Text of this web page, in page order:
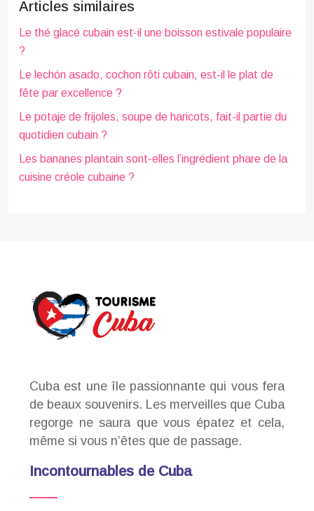
Articles similaires
Le thé glacé cubain est-il une boisson estivale populaire
?
Le lechón asado, cochon rôti cubain, est-il le plat de
fête par excellence ?
Le potaje de frijoles, soupe de haricots, fait-il partie du
quotidien cubain ?
Les bananes plantain sont-elles l’ingrédient phare de la
cuisine créole cubaine ?
Cuba est une île passionnante qui vous fera
de beaux souvenirs. Les merveilles que Cuba
regorge ne saura que vous épatez et cela,
même si vous n’êtes que de passage.
Incontournables de Cuba